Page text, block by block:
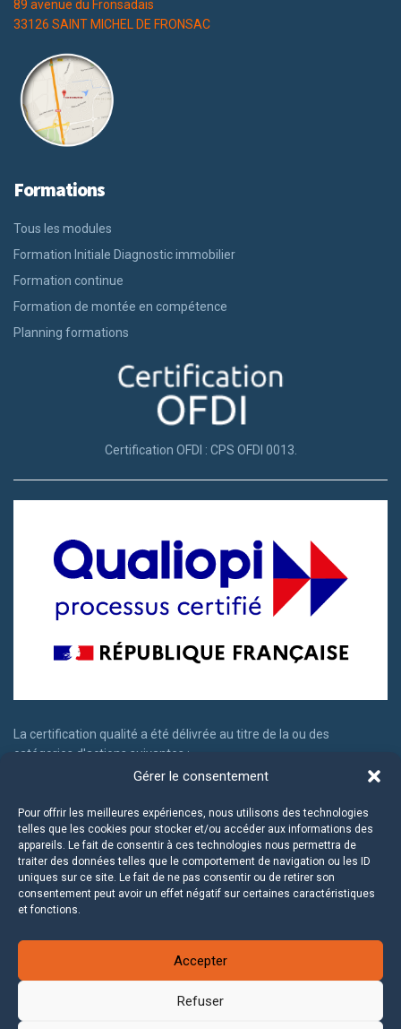
Gérer le consentement
Pour offrir les meilleures expériences, nous utilisons des technologies
telles que les cookies pour stocker et/ou accéder aux informations des
appareils. Le fait de consentir à ces technologies nous permettra de
traiter des données telles que le comportement de navigation ou les ID
uniques sur ce site. Le fait de ne pas consentir ou de retirer son
consentement peut avoir un effet négatif sur certaines caractéristiques
et fonctions.
Accepter
Refuser
89 avenue du Fronsadais
33126 SAINT MICHEL DE FRONSAC
Formations
Tous les modules
Formation Initiale Diagnostic immobilier
Formation continue
Formation de montée en compétence
Planning formations
Certification OFDI : CPS OFDI 0013.
La certification qualité a été délivrée au titre de la ou des
catégories d'actions suivantes :
Actions de formation